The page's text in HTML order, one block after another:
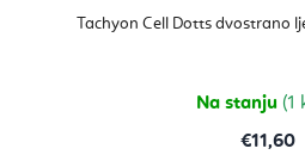
Tachyon Cell Dotts dvostrano
Na stanju (1
€11,60